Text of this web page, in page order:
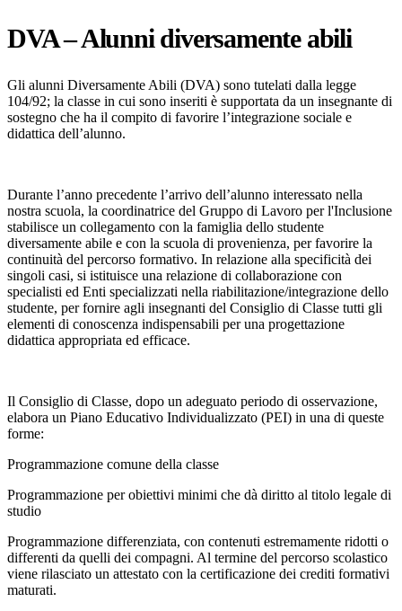
DVA – Alunni diversamente abili
Gli alunni Diversamente Abili (DVA) sono tutelati dalla legge
104/92; la classe in cui sono inseriti è supportata da un insegnante di
sostegno che ha il compito di favorire l’integrazione sociale e
didattica dell’alunno.
Durante l’anno precedente l’arrivo dell’alunno interessato nella
nostra scuola, la coordinatrice del Gruppo di Lavoro per l'Inclusione
stabilisce un collegamento con la famiglia dello studente
diversamente abile e con la scuola di provenienza, per favorire la
continuità del percorso formativo. In relazione alla specificità dei
singoli casi, si istituisce una relazione di collaborazione con
specialisti ed Enti specializzati nella riabilitazione/integrazione dello
studente, per fornire agli insegnanti del Consiglio di Classe tutti gli
elementi di conoscenza indispensabili per una progettazione
didattica appropriata ed efficace.
Il Consiglio di Classe, dopo un adeguato periodo di osservazione,
elabora un Piano Educativo Individualizzato (PEI) in una di queste
forme:
Programmazione comune della classe
Programmazione per obiettivi minimi che dà diritto al titolo legale di
studio
Programmazione differenziata, con contenuti estremamente ridotti o
differenti da quelli dei compagni. Al termine del percorso scolastico
viene rilasciato un attestato con la certificazione dei crediti formativi
maturati.